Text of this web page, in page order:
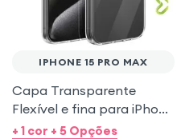
IPHONE 15 PRO MAX
Capa Transparente
Flexível e fina para iPhone
15 Pro Max - Mayaxess
+ 1 cor + 5 Opções